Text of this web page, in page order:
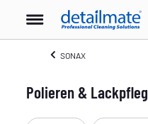
SONAX
Polieren &